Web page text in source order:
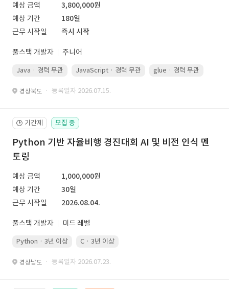
예상 금액
3,800,000원
예상 기간
180일
근무 시작일
즉시 시작
풀스택 개발자 주니어
Java · 경력 무관 JavaScript · 경력 무관 glue · 경력 무관
경상북도 · 등록일자 2026.07.15.
🕒 기간제 모집 중
Python 기반 자율비행 경진대회 AI 및 비전 인식 멘
토링
예상 금액
1,000,000원
예상 기간
30일
근무 시작일
2026.08.04.
풀스택 개발자 미드 레벨
Python · 3년 이상 C · 3년 이상
경상남도 · 등록일자 2026.07.23.